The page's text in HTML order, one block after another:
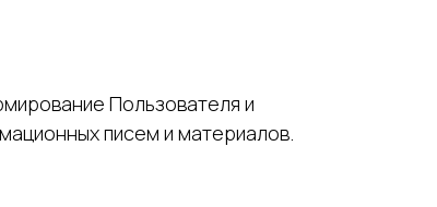
Пользователя и
писем и материалов.